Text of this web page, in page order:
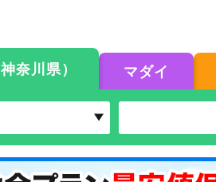
奈川県） マダイ